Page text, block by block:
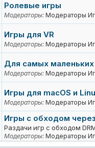
Ролевые игры
Модераторы: Модераторы
Игры для VR
Модераторы: Модераторы
Для самых маленьких
Модераторы: Модераторы
Игры для macOS и
Модераторы: Модераторы
Игры с обходом
Раздачи игр с обходом
Модераторы: Модераторы